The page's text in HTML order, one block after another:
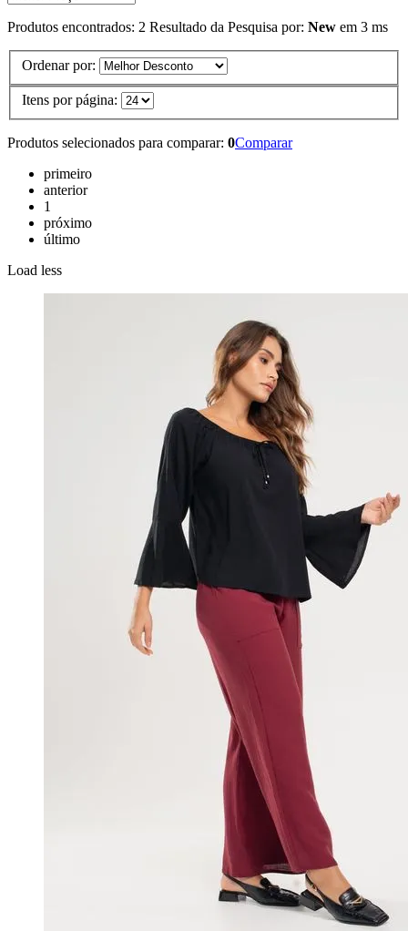
Produtos encontrados: 2 Resultado da Pesquisa por: New em 3 ms
Ordenar por:
Itens por página:
Produtos selecionados para comparar: 0Comparar
primeiro
anterior
1
próximo
último
Load less